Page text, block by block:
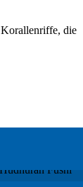
Korallenriffe, die